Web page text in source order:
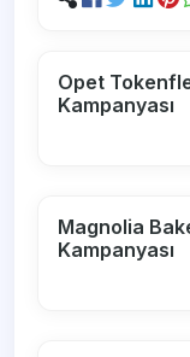
Opet
Kampanyası
Magnolia
Kampanyası